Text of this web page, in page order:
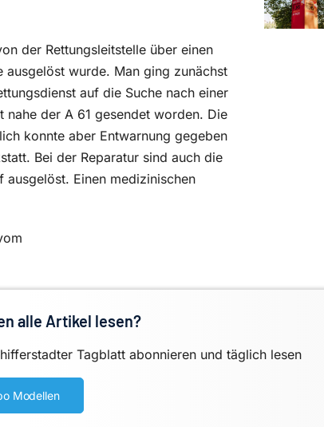
der Rettungsleitstelle über einen
wurde. Man ging zunächst
auf die Suche nach einer
der A 61 gesendet worden. Die
konnte aber Entwarnung gegeben
Bei der Reparatur sind auch die
Einen medizinischen
alle Artikel lesen?
Tagblatt abonnieren und täglich lesen
Modellen